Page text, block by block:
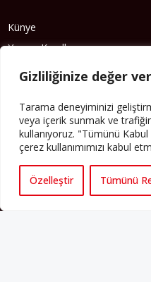
Gizliliğinize değer
Tarama deneyiminizi
veya içerik sunmak ve
kullanıyoruz. "Tümünü
çerez kullanımımızı kabul
Özelleştir Tümünü
Yorum Kuralları
İletişim
İş İlanları
Erişilebilirlik
Copyright 2025
görsellerin tüm hakları
alınmadan ve kaynak